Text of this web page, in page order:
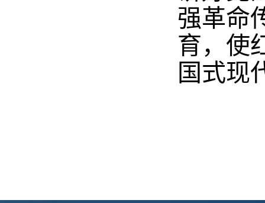
强革命
育，使
国式现